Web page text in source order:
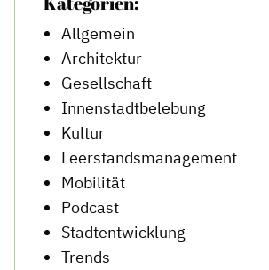
Allgemein
Architektur
Gesellschaft
Innenstadtbelebung
Kultur
Leerstandsmanagement
Mobilität
Podcast
Stadtentwicklung
Trends